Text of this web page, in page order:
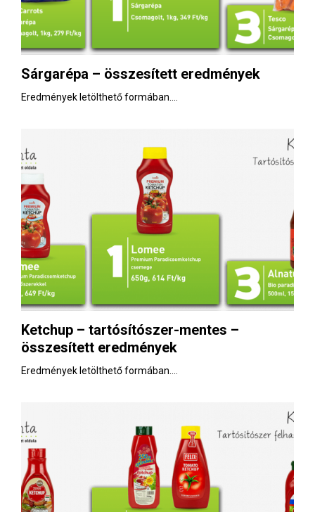
Sárgarépa – összesített eredmények
Eredmények letölthető formában....
Ketchup – tartósítószer-mentes –
összesített eredmények
Eredmények letölthető formában....